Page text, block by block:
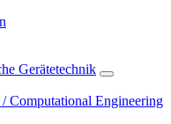
Gerätetechnik
Computational Engineering